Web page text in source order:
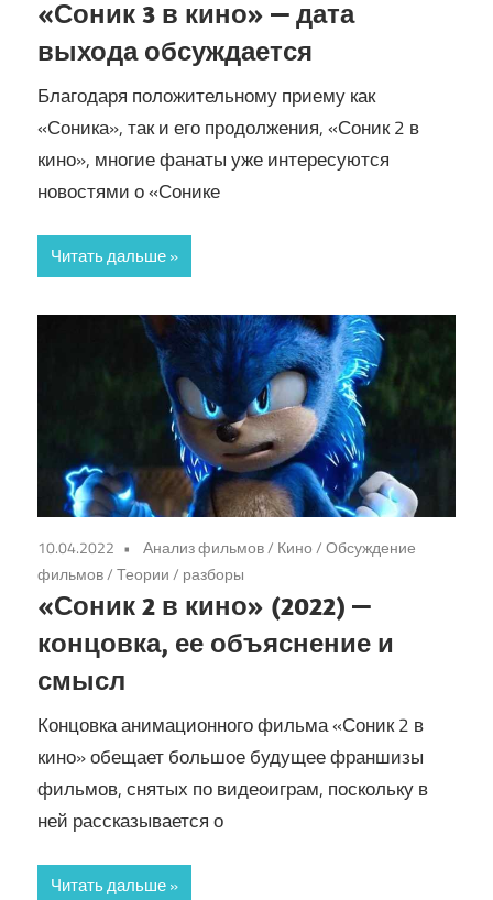
«Соник 3 в кино» — дата
выхода обсуждается
Благодаря положительному приему как
«Соника», так и его продолжения, «Соник 2 в
кино», многие фанаты уже интересуются
новостями о «Сонике
Читать дальше
10.04.2022 Анализ фильмов/ Кино/Обсуждение
фильмов/Теории / разборы
«Соник 2 в кино» (2022) —
концовка, ее объяснение и
смысл
Концовка анимационного фильма «Соник 2 в
кино» обещает большое будущее франшизы
фильмов, снятых по видеоиграм, поскольку в
ней рассказывается о
Читать дальше